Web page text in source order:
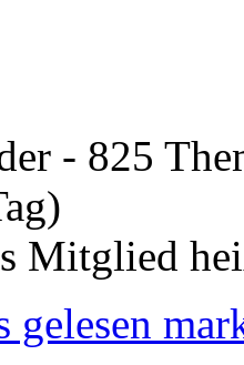
- 825
Mitglied
gelesen